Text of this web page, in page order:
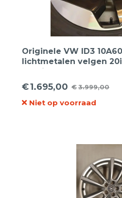
Originele VW ID3
lichtmetalen velgen
Continental 215 45 20
ContiSeal
€3.999,00
Oorspronkelijke
prijs
€1.695,00
Huidige
prijs
Niet op voorraad